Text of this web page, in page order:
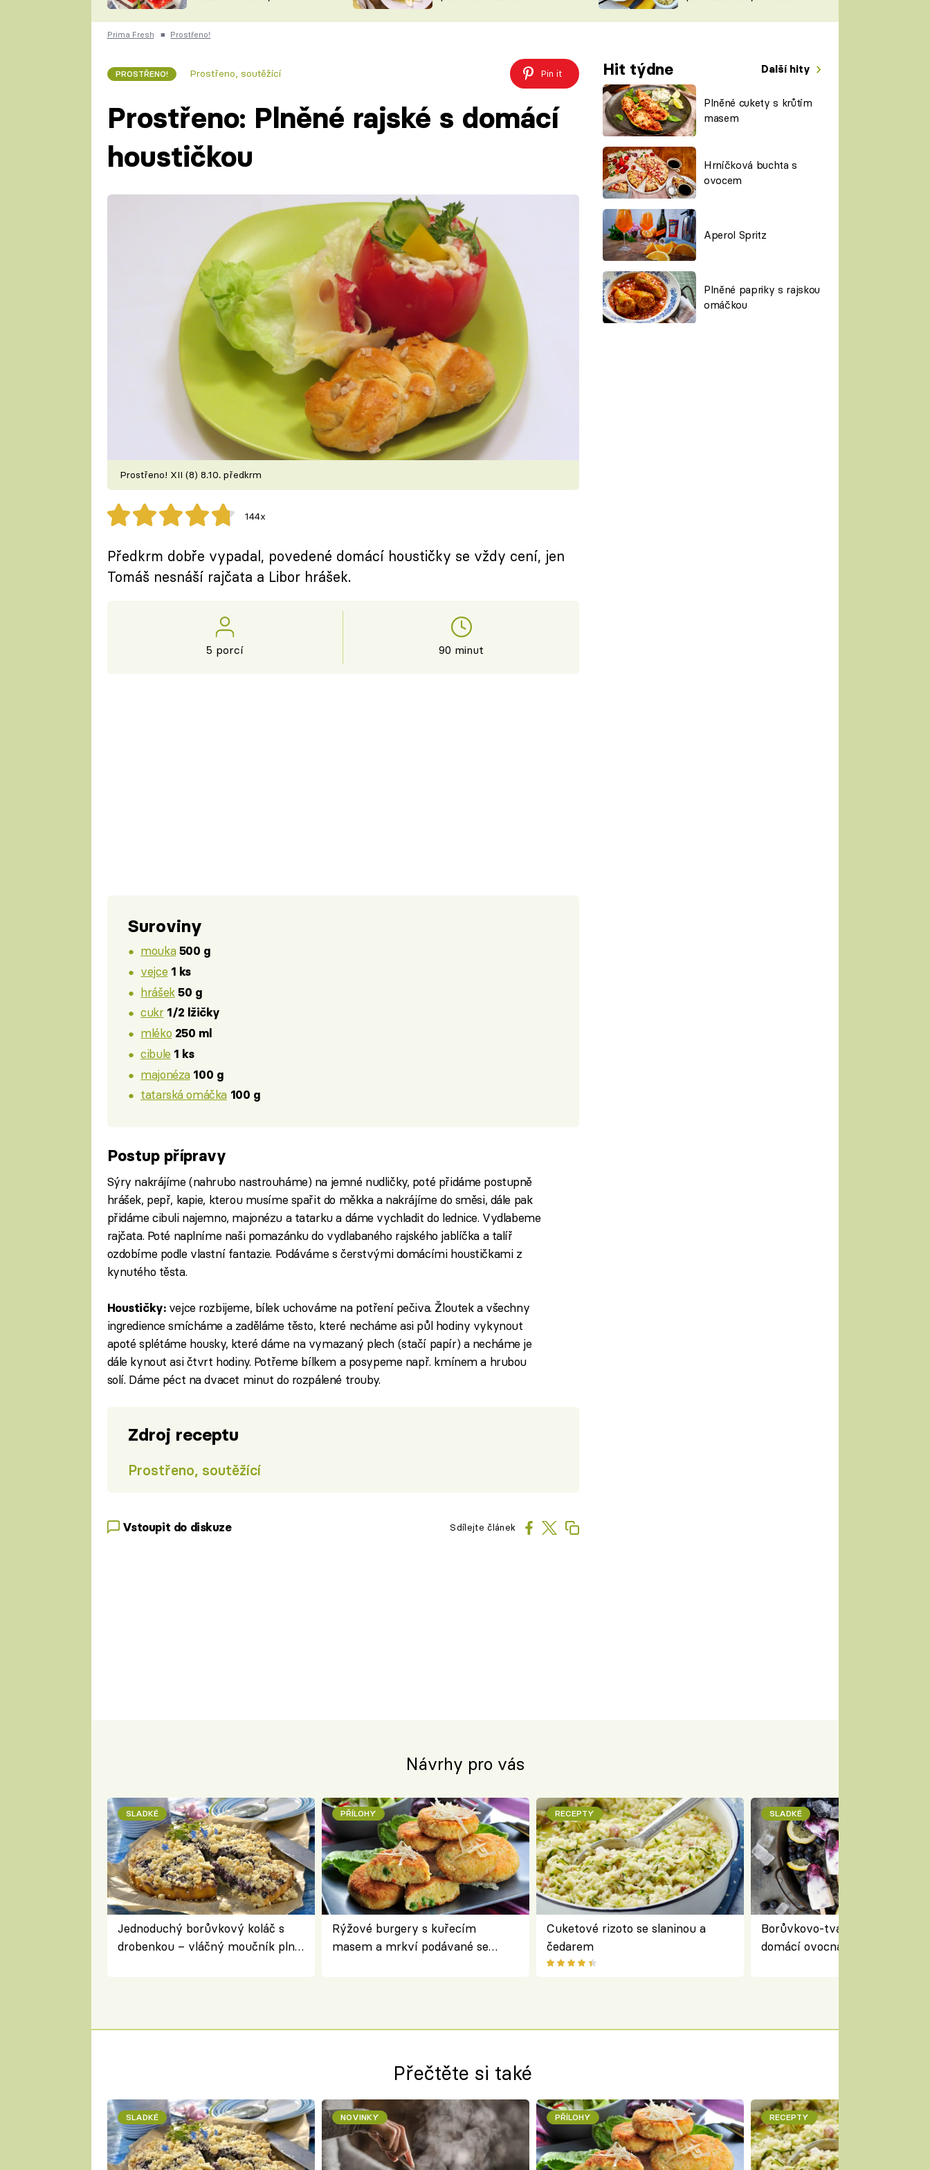
ČESKO NA TALÍŘI
KUCHAŘKA
VYCHYTÁVKY
ŠÉFREDAKTORKY
ČASOPIS
Prima Fresh ■ Prostřeno!
PROSTŘENO! Prostřeno, soutěžící Pin it Hit týdne Další hity
Plněné cukety s krůtím
masem
Hrníčková buchta s
ovocem
Aperol Spritz
Plněné papriky s rajskou
omáčkou
Prostřeno: Plněné rajské s domácí
houstičkou
Prostřeno! XII (8) 8.10. předkrm
144x
Předkrm dobře vypadal, povedené domácí houstičky se vždy cení, jen
Tomáš nesnáší rajčata a Libor hrášek.
5 porcí 90 minut
Suroviny
mouka 500 g
vejce 1 ks
hrášek 50 g
cukr 1/2 lžičky
mléko 250 ml
cibule 1 ks
majonéza 100 g
tatarská omáčka 100 g
Postup přípravy
Sýry nakrájíme (nahrubo nastrouháme) na jemné nudličky, poté přidáme postupně
hrášek, pepř, kapie, kterou musíme spařit do měkka a nakrájíme do směsi, dále pak
přidáme cibuli najemno, majonézu a tatarku a dáme vychladit do lednice. Vydlabeme
rajčata. Poté naplníme naši pomazánku do vydlabaného rajského jablíčka a talíř
ozdobíme podle vlastní fantazie. Podáváme s čerstvými domácími houstičkami z
kynutého těsta.
Houstičky: vejce rozbijeme, bílek uchováme na potření pečiva. Žloutek a všechny
ingredience smícháme a zaděláme těsto, které necháme asi půl hodiny vykynout
apoté splétáme housky, které dáme na vymazaný plech (stačí papír) a necháme je
dále kynout asi čtvrt hodiny. Potřeme bílkem a posypeme např. kmínem a hrubou
solí. Dáme péct na dvacet minut do rozpálené trouby.
Zdroj receptu
Prostřeno, soutěžící
Vstoupit do diskuze Sdílejte článek
Návrhy pro vás
SLADKÉ
Jednoduchý borůvkový koláč s
drobenkou – vláčný moučník plný
PŘÍLOHY
Rýžové burgery s kuřecím
masem a mrkví podávané se
RECEPTY
Cuketové rizoto se slaninou a
čedarem
SLADKÉ
Borůvkovo-tvarohové nanuky
domácí ovocná zmrzlina na
Přečtěte si také
SLADKÉ NOVINKY PŘÍLOHY RECEPTY